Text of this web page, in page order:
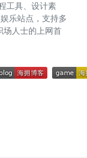
工具、设计素
乐站点，支持多
场人士的上网首